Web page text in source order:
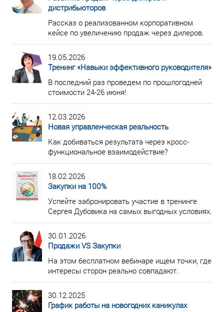
дистрибьюторов
Рассказ о реализованном корпоративном
кейсе по увеличению продаж через дилеров.
19.05.2026
Тренинг «Навыки эффективного руководителя»
В последний раз проведем по прошлогодней
стоимости 24-26 июня!
12.03.2026
Новая управленческая реальность
Как добиваться результата через кросс-
функциональное взаимодействие?
18.02.2026
Закупки на 100%
Успейте забронировать участие в тренинге
Сергея Дубовика на самых выгодных условиях.
30.01.2026
Продажи VS Закупки
На этом бесплатном вебинаре ищем точки, где
интересы сторон реально совпадают.
30.12.2025
График работы на новогодних каникулах